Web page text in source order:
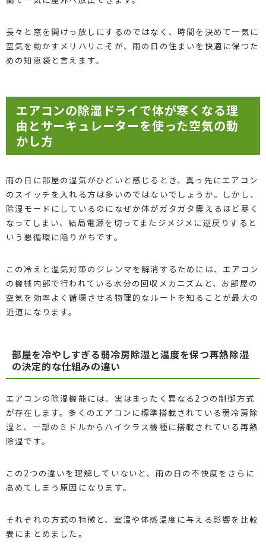
長々と窓を開けっ放しにするのではなく、時間を決めて一気に
空気を動かすメリハリこそが、雨の日の住まいを快適に保つた
めの知恵袋と言えます。
エアコンの除湿ドライで体が寒くなる理
由とサーキュレーターを使った空気の動
かし方
雨の日に部屋の湿気がひどいと感じるとき、真っ先にエアコン
のスイッチを入れる方は多いのではないでしょうか。しかし、
除湿モードにしているのになぜか体がガタガタ震えるほど寒く
なってしまい、結局電源を切ってまたジメジメに逆戻りすると
いう悪循環に陥りがちです。
この冷えと湿気対策のジレンマを解消するためには、エアコン
の機械内部で行われている水分の回収メカニズムと、お部屋の
空気を効率よく循環させる物理的なルートを知ることが最大の
近道になります。
部屋を冷やしすぎる弱冷房除湿と温度を保つ再熱除湿
の決定的な仕組みの違い
エアコンの除湿機能には、実はまったく異なる2つの制御方式
が存在します。多くのエアコンに標準搭載されている弱冷房除
湿と、一部のミドルからハイクラス機種に搭載されている再熱
除湿です。
この2つの違いを理解していないと、雨の日の不快度をさらに
高めてしまう原因になります。
それぞれの方式の特徴と、室温や体感温度に与える影響を比較
表にまとめました。